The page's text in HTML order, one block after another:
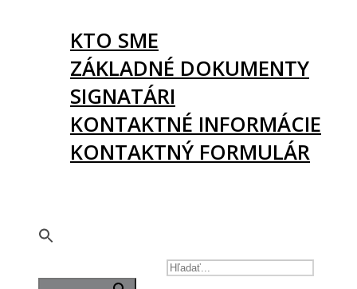
KTO SME
ZÁKLADNÉ DOKUMENTY
SIGNATÁRI
KONTAKTNÉ INFORMÁCIE
KONTAKTNÝ FORMULÁR